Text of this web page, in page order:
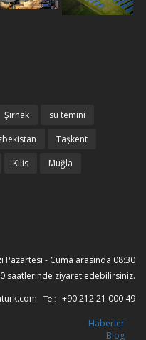
Şırnak
su temini
Taşkent
Kilis Muğla
- Cuma arasında 08:30
saatlerinde ziyaret edebilirsiniz.
Tel: +90 212 21 000 49
Haberler
Blog